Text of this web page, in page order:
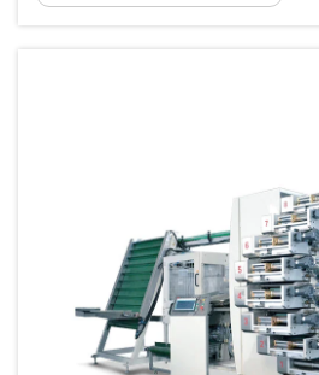
хязгаарлалт ба материалын